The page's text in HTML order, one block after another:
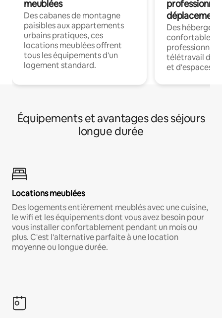
meublées
Des cabanes de montagne
paisibles aux appartements
urbains pratiques, ces
locations meublées offrent
tous les équipements d'un
logement standard.
déplacement
Des
confortables
professionnels
télétravail
et d'espaces
Équipements et avantages des séjours
longue durée
Locations meublées
Des logements entièrement meublés avec une cuisine,
le wifi et les équipements dont vous avez besoin pour
vous installer confortablement pendant un mois ou
plus. C'est l'alternative parfaite à une location
moyenne ou longue durée.